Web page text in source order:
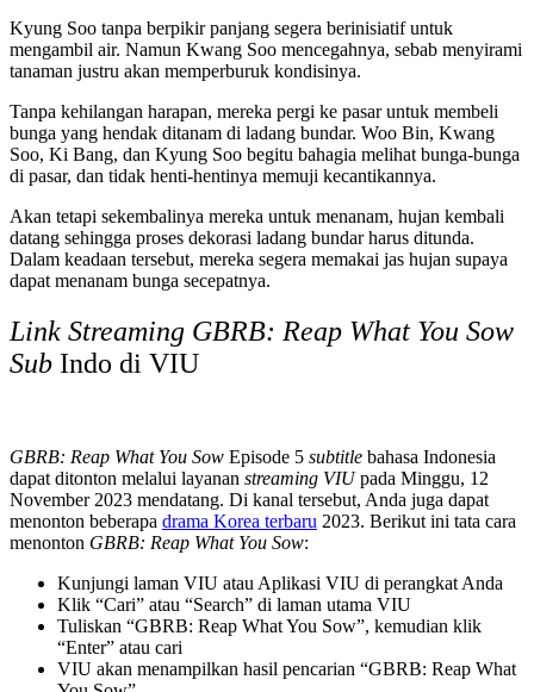
Kyung Soo tanpa berpikir panjang segera berinisiatif untuk
mengambil air. Namun Kwang Soo mencegahnya, sebab menyirami
tanaman justru akan memperburuk kondisinya.
Tanpa kehilangan harapan, mereka pergi ke pasar untuk membeli
bunga yang hendak ditanam di ladang bundar. Woo Bin, Kwang
Soo, Ki Bang, dan Kyung Soo begitu bahagia melihat bunga-bunga
di pasar, dan tidak henti-hentinya memuji kecantikannya.
Akan tetapi sekembalinya mereka untuk menanam, hujan kembali
datang sehingga proses dekorasi ladang bundar harus ditunda.
Dalam keadaan tersebut, mereka segera memakai jas hujan supaya
dapat menanam bunga secepatnya.
Link Streaming GBRB: Reap What You Sow
Sub Indo di VIU
GBRB: Reap What You Sow Episode 5 subtitle bahasa Indonesia
dapat ditonton melalui layanan streaming VIUpada Minggu, 12
November 2023 mendatang. Di kanal tersebut, Anda juga dapat
menonton beberapa drama Korea terbaru 2023. Berikut ini tata cara
menonton GBRB: Reap What You Sow:
Kunjungi laman VIU atau Aplikasi VIU di perangkat Anda
Klik “Cari” atau “Search” di laman utama VIU
Tuliskan “GBRB: Reap What You Sow”, kemudian klik
“Enter” atau cari
VIU akan menampilkan hasil pencarian “GBRB: Reap What